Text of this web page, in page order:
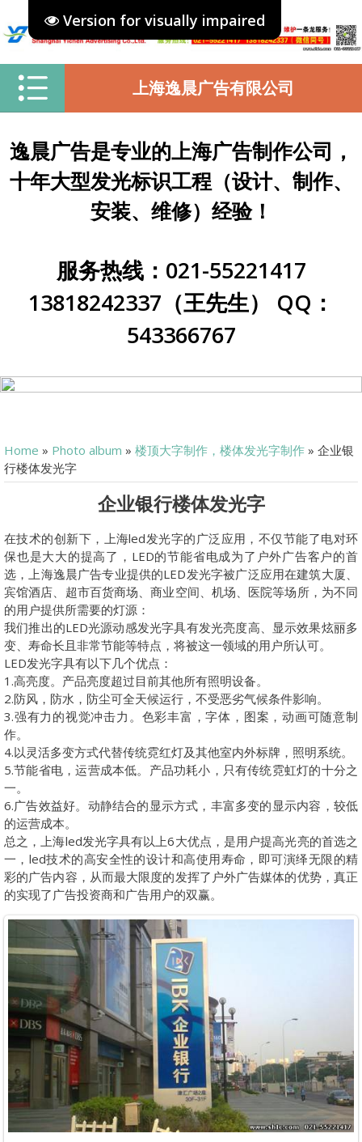
Version for visually impaired
上海逸晨广告有限公司
逸晨广告是专业的上海广告制作公司，
十年大型发光标识工程（设计、制作、
安装、维修）经验！
服务热线：021-55221417
13818242337（王先生） QQ：
543366767
Home » Photo album » 楼顶大字制作，楼体发光字制作 » 企业银
行楼体发光字
企业银行楼体发光字
在技术的创新下，上海led发光字的广泛应用，不仅节能了电对环
保也是大大的提高了，LED的节能省电成为了户外广告客户的首
选，上海逸晨广告专业提供的LED发光字被广泛应用在建筑大厦、
宾馆酒店、超市百货商场、商业空间、机场、医院等场所，为不同
的用户提供所需要的灯源：
我们推出的LED光源动感发光字具有发光亮度高、显示效果炫丽多
变、寿命长且非常节能等特点，将被这一领域的用户所认可。
LED发光字具有以下几个优点：
1.高亮度。产品亮度超过目前其他所有照明设备。
2.防风，防水，防尘可全天候运行，不受恶劣气候条件影响。
3.强有力的视觉冲击力。色彩丰富，字体，图案，动画可随意制
作。
4.以灵活多变方式代替传统霓红灯及其他室内外标牌，照明系统。
5.节能省电，运营成本低。产品功耗小，只有传统霓虹灯的十分之
一。
6.广告效益好。动静结合的显示方式，丰富多变的显示内容，较低
的运营成本。
总之，上海led发光字具有以上6大优点，是用户提高光亮的首选之
一，led技术的高安全性的设计和高使用寿命，即可演绎无限的精
彩的广告内容，从而最大限度的发挥了户外广告媒体的优势，真正
的实现了广告投资商和广告用户的双赢。